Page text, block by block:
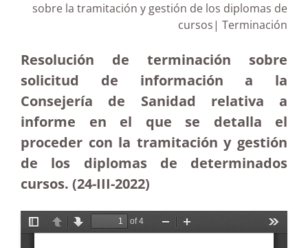
sobre la tramitación y gestión de los diplomas de
cursos| Terminación
Resolución de terminación sobre
solicitud de información a la
Consejería de Sanidad relativa a
informe en el que se detalla el
proceder con la tramitación y gestión
de los diplomas de determinados
cursos. (24-III-2022)